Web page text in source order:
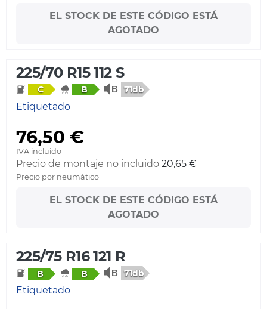
EL STOCK DE ESTE CÓDIGO ESTÁ
AGOTADO
225/70 R15 112 S
C B 71db
Etiquetado
76,50 €
IVA incluido
Precio de montaje no incluido 20,65 €
Precio por neumático
EL STOCK DE ESTE CÓDIGO ESTÁ
AGOTADO
225/75 R16 121 R
B B 71db
Etiquetado